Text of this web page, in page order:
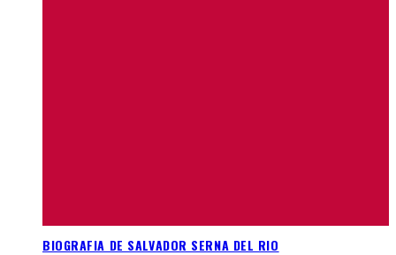
BIOGRAFIA DE SALVADOR SERNA DEL RIO